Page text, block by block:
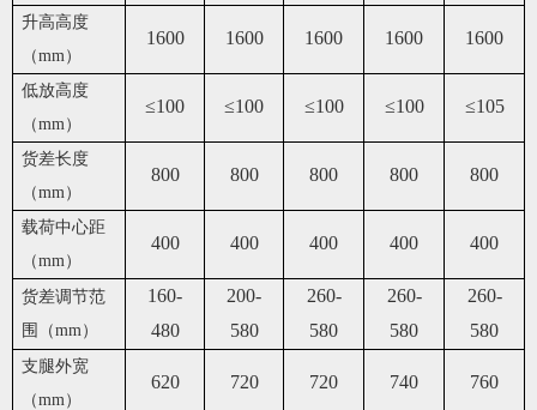
升高高度
（mm）
1600 1600 1600 1600 1600
低放高度
（mm）
≤100 ≤100 ≤100 ≤100 ≤105
货差长度
（mm）
800 800 800 800 800
载荷中心距
（mm）
400 400 400 400 400
货差调节范
围（mm）
160-
480
200-
580
260-
580
260-
580
260-
580
支腿外宽
（mm）
620 720 720 740 760